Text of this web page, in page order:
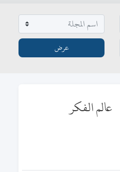
عالم الفكر